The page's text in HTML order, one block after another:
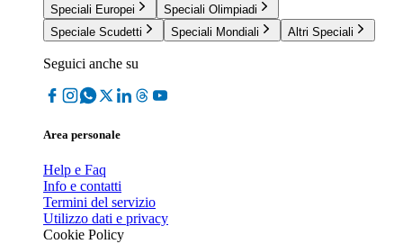
Speciali Europei
Speciali Olimpiadi
Speciale Scudetti
Speciali Mondiali Altri Speciali
Seguici anche su
Area personale
Help e Faq
Info e contatti
Termini del servizio
Utilizzo dati e privacy
Cookie Policy